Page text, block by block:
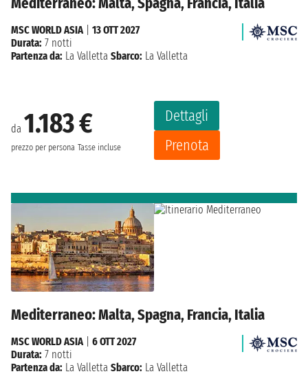
da 1.183 €
prezzo per persona Tasse incluse
Dettagli
Prenota
MSC WORLD ASIA
13 OTT 2027
Durata: 7 notti
Partenza da: La Valletta Sbarco: La Valletta
Mediterraneo: Malta, Spagna, Francia, Italia
MSC WORLD ASIA| 6 OTT 2027
Durata: 7 notti
Partenza da: La Valletta Sbarco: La Valletta